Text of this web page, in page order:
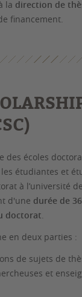
la direction de
financement.
des écoles
étudiantes et
à l’université
d'une durée de
doctorat.
en deux parties :
de sujets de
et